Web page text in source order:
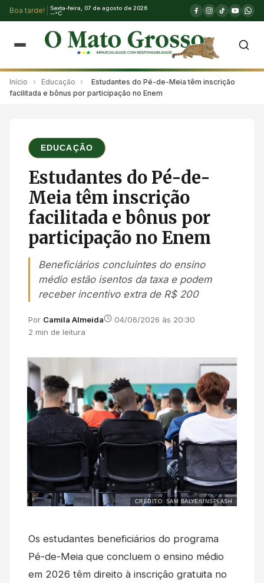
Boa tarde!
Sexta-feira, 07 de agosto de 2026
--°C
Início › Educação ›
Estudantes do Pé-de-Meia têm inscrição
facilitada e bônus por participação no Enem
EDUCAÇÃO
Estudantes do Pé-de-
Meia têm inscrição
facilitada e bônus por
participação no Enem
Beneficiários concluintes do ensino
médio estão isentos da taxa e podem
receber incentivo extra de R$ 200
Por Camila Almeida
04/06/2026 às 20:30
2 min de leitura
CRÉDITO: SAM BALYE/UNSPLASH
Os estudantes beneficiários do programa
Pé-de-Meia que concluem o ensino médio
em 2026 têm direito à inscrição gratuita no